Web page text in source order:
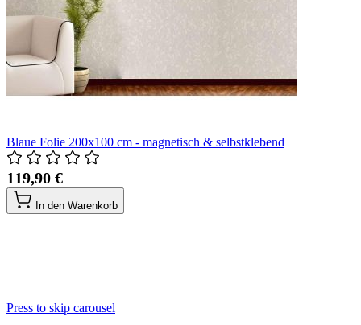
Blaue Folie 200x100 cm - magnetisch & selbstklebend
119,90 €
In den Warenkorb
Press to skip carousel